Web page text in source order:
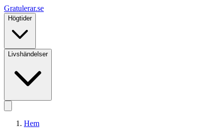
Gratulerar.se
Högtider
Livshändelser
Hem